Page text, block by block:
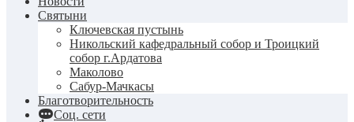
Святыни
Ключевская пустынь
Никольский кафедральный собор и Троицкий
собор г.Ардатова
Маколово
Сабур-Мачкасы
Благотворительность
Соц. сети